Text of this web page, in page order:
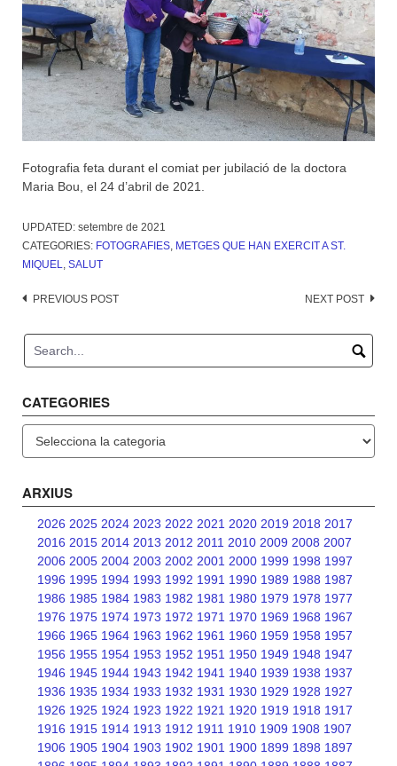
Fotografia feta durant el comiat per jubilació de la doctora
Maria Bou, el 24 d’abril de 2021.
UPDATED: setembre de 2021
CATEGORIES: FOTOGRAFIES, METGES QUE HAN EXERCIT A ST.
MIQUEL, SALUT
Post
PREVIOUS POST NEXT POST
CATEGORIES
ARXIUS
2026 2025 2024 2023 2022 2021 2020 2019 2018 2017
2016 2015 2014 2013 2012 2011 2010 2009 2008 2007
2006 2005 2004 2003 2002 2001 2000 1999 1998 1997
1996 1995 1994 1993 1992 1991 1990 1989 1988 1987
1986 1985 1984 1983 1982 1981 1980 1979 1978 1977
1976 1975 1974 1973 1972 1971 1970 1969 1968 1967
1966 1965 1964 1963 1962 1961 1960 1959 1958 1957
1956 1955 1954 1953 1952 1951 1950 1949 1948 1947
1946 1945 1944 1943 1942 1941 1940 1939 1938 1937
1936 1935 1934 1933 1932 1931 1930 1929 1928 1927
1926 1925 1924 1923 1922 1921 1920 1919 1918 1917
1916 1915 1914 1913 1912 1911 1910 1909 1908 1907
1906 1905 1904 1903 1902 1901 1900 1899 1898 1897